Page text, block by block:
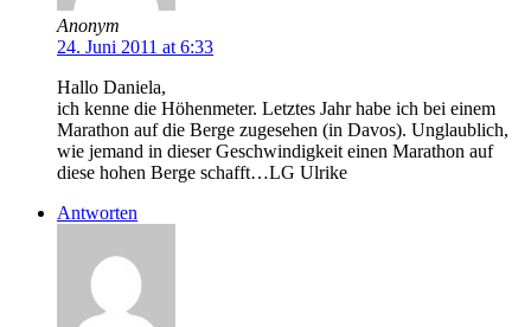
Anonym
24. Juni 2011 at 6:33
Hallo Daniela,
ich kenne die Höhenmeter. Letztes Jahr habe ich bei einem
Marathon auf die Berge zugesehen (in Davos). Unglaublich,
wie jemand in dieser Geschwindigkeit einen Marathon auf
diese hohen Berge schafft…LG Ulrike
Antworten